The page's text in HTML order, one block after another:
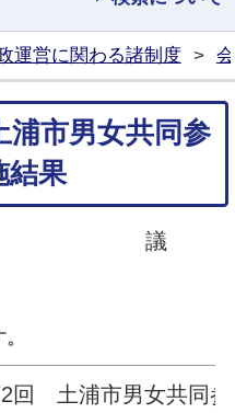
運営に関わる諸制度 >
浦市男女共同参
結果
回 土浦市男女共同参